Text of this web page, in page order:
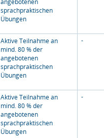
angebotenen
sprachpraktischen
Übungen
Aktive Teilnahme an
mind. 80 % der
angebotenen
sprachpraktischen
Übungen
-
Aktive Teilnahme an
mind. 80 % der
angebotenen
sprachpraktischen
Übungen
-